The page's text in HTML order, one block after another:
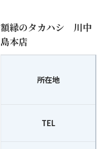
額縁のタカハシ 川中
島本店
所在地
TEL